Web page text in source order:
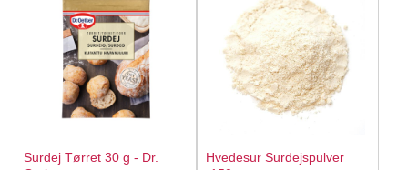
Surdej Tørret 30 g - Dr.
Hvedesur Surdejspulver